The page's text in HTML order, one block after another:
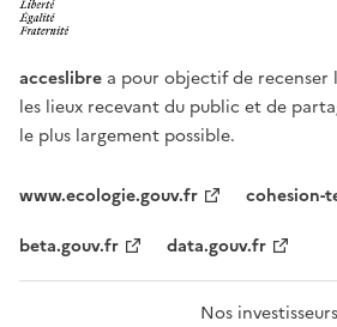
acceslibre a pour objectif de recenser
les lieux recevant du public et de
le plus largement possible.
www.ecologie.gouv.fr
cohesion-
beta.gouv.fr
data.gouv.fr
Nos investisseurs